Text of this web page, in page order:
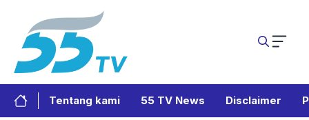
Tentang kami 55 TV News Disclaimer